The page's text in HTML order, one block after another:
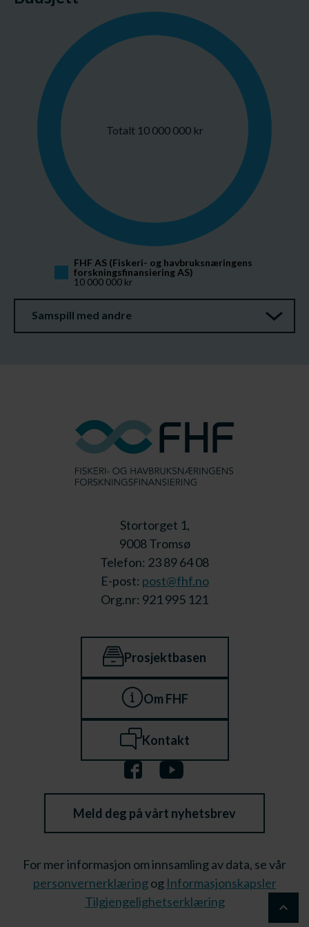
Totalt 10 000 000 kr
FHF AS (Fiskeri- og havbruksnæringens
forskningsfinansiering AS)
10 000 000 kr
Samspill med andre
Stortorget 1,
9008 Tromsø
Telefon: 23 89 64 08
E-post: post@fhf.no
Org.nr: 921 995 121
Prosjektbasen
Om FHF
Kontakt
Meld deg på vårt nyhetsbrev
For mer informasjon om innsamling av data, se vår
personvernerklæringog Informasjonskapsler
Tilgjengelighetserklæring
keyboard_arrow_up